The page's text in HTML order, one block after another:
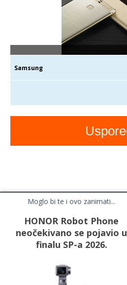
Moglo bi te i ovo zanimati...
HONOR Robot Phone
neočekivano se pojavio u
finalu SP-a 2026.